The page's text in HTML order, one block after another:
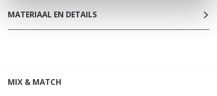
MATERIAAL EN DETAILS
MIX & MATCH